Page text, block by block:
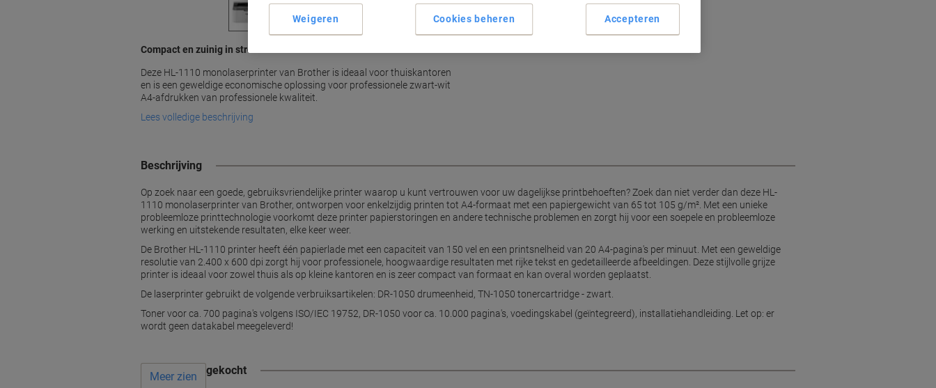
Compact en zuinig in stroomverbruik
Deze HL-1110 monolaserprinter van Brother is ideaal voor thuiskantoren
en is een geweldige economische oplossing voor professionele zwart-wit
A4-afdrukken van professionele kwaliteit.
Lees volledige beschrijving
Beschrijving
Op zoek naar een goede, gebruiksvriendelijke printer waarop u kunt vertrouwen voor uw dagelijkse printbehoeften? Zoek dan niet verder dan deze HL-
1110 monolaserprinter van Brother, ontworpen voor enkelzijdig printen tot A4-formaat met een papiergewicht van 65 tot 105 g/m². Met een unieke
probleemloze printtechnologie voorkomt deze printer papierstoringen en andere technische problemen en zorgt hij voor een soepele en probleemloze
werking en uitstekende resultaten, elke keer weer.
De Brother HL-1110 printer heeft één papierlade met een capaciteit van 150 vel en een printsnelheid van 20 A4-pagina's per minuut. Met een geweldige
resolutie van 2.400 x 600 dpi zorgt hij voor professionele, hoogwaardige resultaten met rijke tekst en gedetailleerde afbeeldingen. Deze stijlvolle grijze
printer is ideaal voor zowel thuis als op kleine kantoren en is zeer compact van formaat en kan overal worden geplaatst.
De laserprinter gebruikt de volgende verbruiksartikelen: DR-1050 drumeenheid, TN-1050 tonercartridge - zwart.
Toner voor ca. 700 pagina's volgens ISO/IEC 19752, DR-1050 voor ca. 10.000 pagina's, voedingskabel (geïntegreerd), installatiehandleiding. Let op: er
wordt geen datakabel meegeleverd!
Vaak samen gekocht
Meer zien
Cookies beheren
Weigeren Accepteren